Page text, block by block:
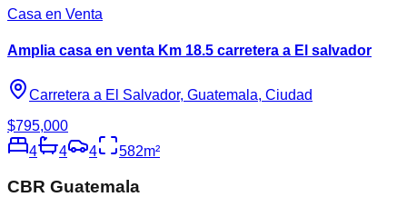
Casa en Venta
Amplia casa en venta Km 18.5 carretera a El salvador
Carretera a El Salvador, Guatemala, Ciudad
$795,000
4
4 4 582m²
CBR Guatemala